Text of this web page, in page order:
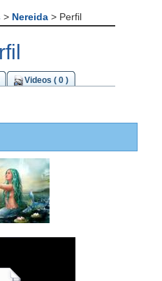
> Nereida > Perfil
Videos ( 0 )